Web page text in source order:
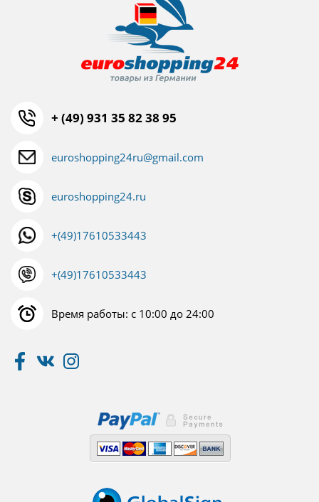
+ (49) 931 35 82 38 95
euroshopping24ru@gmail.com
euroshopping24.ru
+(49)17610533443
+(49)17610533443
Время работы: с 10:00 до 24:00